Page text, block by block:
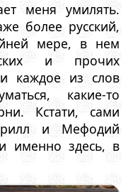
меня умилять.
более русский,
мере, в нем
и прочих
каждое из слов
какие-то
Кстати, сами
и Мефодий
именно здесь, в